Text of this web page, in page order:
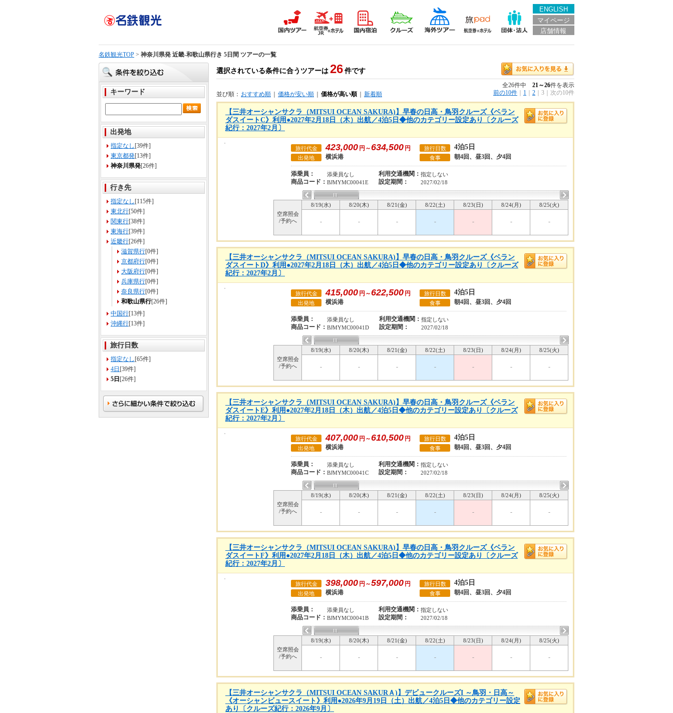
ENGLISH
マイページ
店舗情報
名鉄観光TOP > 神奈川県発 近畿-和歌山県行き 5日間 ツアーの一覧
キーワード
出発地
指定なし [39件]
東京都発[13件]
神奈川県発[26件]
行き先
指定なし [115件]
東北行[50件]
関東行[38件]
東海行[39件]
近畿行[26件]
滋賀県行[0件]
京都府行[0件]
大阪府行[0件]
兵庫県行[0件]
奈良県行[0件]
和歌山県行[26件]
中国行[13件]
沖縄行[13件]
旅行日数
指定なし [65件]
4日 [39件]
5日 [26件]
選択されている条件に合うツアーは 26 件です
並び順： おすすめ順 価格が安い順 価格が高い順 新着順
全26件中 21～26件を表示
前の10件
1 2 3 次の10件
【三井オーシャンサクラ（MITSUI OCEAN SAKURA)】早春の日高・鳥羽クルーズ《ベラン
ダスイートC》利用●2027年2月18日（木）出航／4泊5日◆他のカテゴリー設定あり〔クルーズ
紀行：2027年2月〕
旅行代金 423,000 円～634,500 円 旅行日数 4泊5日
出発地 横浜港 食事 朝4回、昼3回、夕4回
添乗員： 添乗員なし 利用交通機関： 指定しない
商品コード： BJMYMC00041E 設定期間： 2027/02/18
空席照会
/予約へ
8/19(水) 8/20(木) 8/21(金) 8/22(土) 8/23(日) 8/24(月) 8/25(火)
- - - - - - -
【三井オーシャンサクラ（MITSUI OCEAN SAKURA)】早春の日高・鳥羽クルーズ《ベラン
ダスイートD》利用●2027年2月18日（木）出航／4泊5日◆他のカテゴリー設定あり〔クルーズ
紀行：2027年2月〕
旅行代金 415,000 円～622,500 円 旅行日数 4泊5日
出発地 横浜港 食事 朝4回、昼3回、夕4回
添乗員： 添乗員なし 利用交通機関： 指定しない
商品コード： BJMYMC00041D 設定期間： 2027/02/18
空席照会
/予約へ
8/19(水) 8/20(木) 8/21(金) 8/22(土) 8/23(日) 8/24(月) 8/25(火)
- - - - - - -
【三井オーシャンサクラ（MITSUI OCEAN SAKURA)】早春の日高・鳥羽クルーズ《ベラン
ダスイートE》利用●2027年2月18日（木）出航／4泊5日◆他のカテゴリー設定あり〔クルーズ
紀行：2027年2月〕
旅行代金 407,000 円～610,500 円 旅行日数 4泊5日
出発地 横浜港 食事 朝4回、昼3回、夕4回
添乗員： 添乗員なし 利用交通機関： 指定しない
商品コード： BJMYMC00041C 設定期間： 2027/02/18
空席照会
/予約へ
8/19(水) 8/20(木) 8/21(金) 8/22(土) 8/23(日) 8/24(月) 8/25(火)
- - - - - - -
【三井オーシャンサクラ（MITSUI OCEAN SAKURA)】早春の日高・鳥羽クルーズ《ベラン
ダスイートF》利用●2027年2月18日（木）出航／4泊5日◆他のカテゴリー設定あり〔クルーズ
紀行：2027年2月〕
旅行代金 398,000 円～597,000 円 旅行日数 4泊5日
出発地 横浜港 食事 朝4回、昼3回、夕4回
添乗員： 添乗員なし 利用交通機関： 指定しない
商品コード： BJMYMC00041B 設定期間： 2027/02/18
空席照会
/予約へ
8/19(水) 8/20(木) 8/21(金) 8/22(土) 8/23(日) 8/24(月) 8/25(火)
- - - - - - -
【三井オーシャンサクラ（MITSUI OCEAN SAKURＡ)】デビュークルーズI ～鳥羽・日高～
《オーシャンビュースイート》利用●2026年9月19日（土）出航／4泊5日◆他のカテゴリー設定
あり〔クルーズ紀行：2026年9月〕